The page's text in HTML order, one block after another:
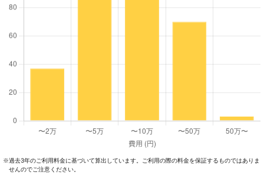
※過去3年のご利⽤料⾦に基づいて算出しています。ご利⽤の際の料⾦を保証するものではありま
せんのでご注意ください。